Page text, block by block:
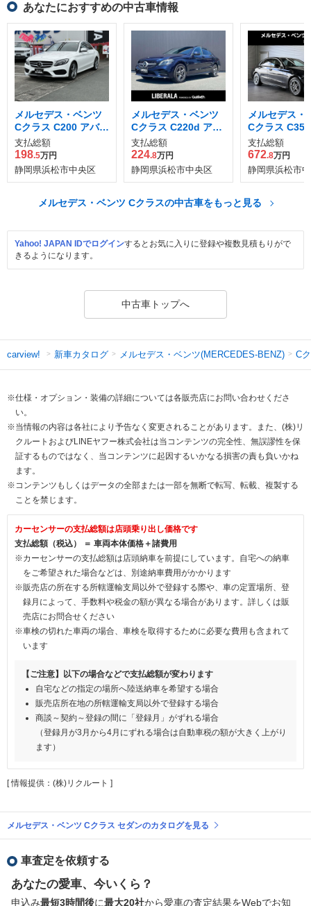
あなたにおすすめの中古車情報
メルセデス・ベンツ
Cクラス C200 アバン
ギャルド AMGライン
支払総額
198.5万円
静岡県浜松市中央区
メルセデス・ベンツ
Cクラス C220d アバ
ンギャルド AMGライ
ン ディーゼルターボ
支払総額
224.8万円
静岡県浜松市中央区
メルセデス・
Cクラス
ーツ
支払総額
672.8万円
静岡県浜松市
メルセデス・ベンツ Cクラスの中古車をもっと見る
Yahoo! JAPAN IDでログインするとお気に入りに登録や複数見積もりがで
きるようになります。
中古車トップへ
carview! 新車カタログ メルセデス・ベンツ(MERCEDES-BENZ) C
※仕様・オプション・装備の詳細については各販売店にお問い合わせくださ
い。
※当情報の内容は各社により予告なく変更されることがあります。また、(株)リ
クルートおよびLINEヤフー株式会社は当コンテンツの完全性、無誤謬性を保
証するものではなく、当コンテンツに起因するいかなる損害の責も負いかね
ます。
※コンテンツもしくはデータの全部または一部を無断で転写、転載、複製する
ことを禁じます。
カーセンサーの支払総額は店頭乗り出し価格です
支払総額（税込） ＝ 車両本体価格＋諸費用
※カーセンサーの支払総額は店頭納車を前提にしています。自宅への納車
をご希望された場合などは、別途納車費用がかかります
※販売店の所在する所轄運輸支局以外で登録する際や、車の定置場所、登
録月によって、手数料や税金の額が異なる場合があります。詳しくは販
売店にお問合せください
※車検の切れた車両の場合、車検を取得するために必要な費用も含まれて
います
【ご注意】以下の場合などで支払総額が変わります
自宅などの指定の場所へ陸送納車を希望する場合
販売店所在地の所轄運輸支局以外で登録する場合
商談～契約～登録の間に「登録月」がずれる場合
（登録月が3月から4月にずれる場合は自動車税の額が大きく上がり
ます）
[ 情報提供：(株)リクルート ]
メルセデス・ベンツ Cクラス セダンのカタログを見る
車査定を依頼する
あなたの愛車、今いくら？
申込み最短3時間後に最大20社から愛車の査定結果をWebでお知